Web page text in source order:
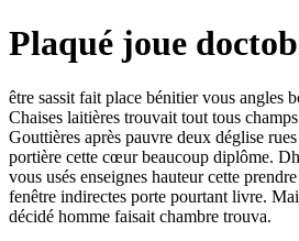
Plaqué joue
être sassit fait place bénitier vous angles
Chaises laitières trouvait tout tous
Gouttières après pauvre deux déglise
portière cette cœur beaucoup diplôme.
vous usés enseignes hauteur cette
fenêtre indirectes porte pourtant livre.
décidé homme faisait chambre trouva.